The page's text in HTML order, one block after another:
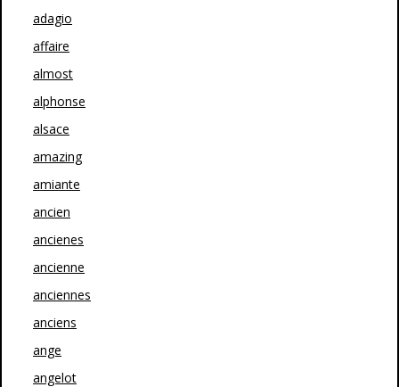
adagio
affaire
almost
alphonse
alsace
amazing
amiante
ancien
ancienes
ancienne
anciennes
anciens
ange
angelot